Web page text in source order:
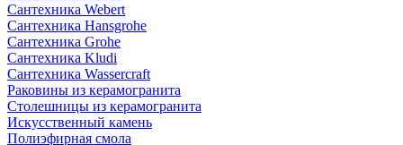
Сантехника Webert
Сантехника Hansgrohe
Сантехника Grohe
Сантехника Kludi
Сантехника Wassercraft
Раковины из керамогранита
Столешницы из керамогранита
Искусственный камень
Полиэфирная смола